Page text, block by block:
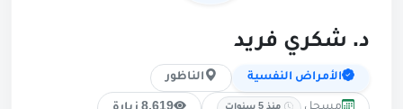
د. شكري فريد
الأمراض النفسية الناظور